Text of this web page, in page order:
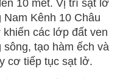
10 mét. Vị trí sạt lở
Kênh 10 Châu
các lớp đất ven
tạo hàm ếch và
cơ tiếp tục sạt lở.